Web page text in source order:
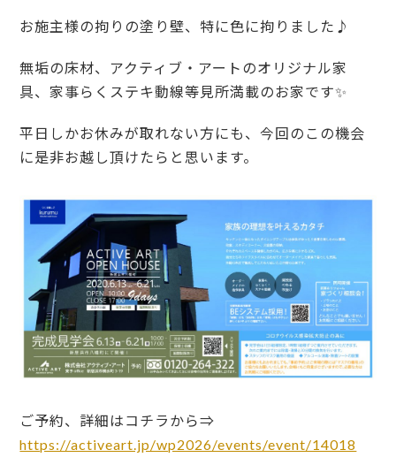
お施主様の拘りの塗り壁、特に色に拘りました♪
無垢の床材、アクティブ・アートのオリジナル家
具、家事らくステキ動線等見所満載のお家です✨
平日しかお休みが取れない方にも、今回のこの機会
に是非お越し頂けたらと思います。
ご予約、詳細はコチラから⇒
https://activeart.jp/wp2026/events/event/14018